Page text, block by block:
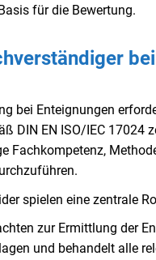
für die Bewertung.
bei Enteignungen
DIN EN ISO/IEC
Fachkompetenz,
spielen eine zentrale
zur Ermittlung der
und behandelt alle